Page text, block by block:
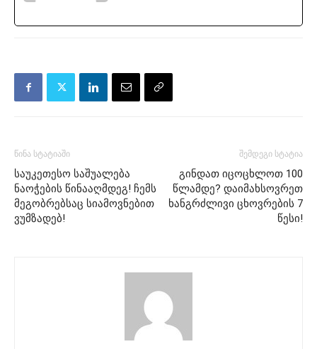
წინა სტატიაში
საუკეთესო საშუალება
ნაოჭების წინააღმდეგ! ჩემს
მეგობრებსაც სიამოვნებით
ვუმზადებ!
შემდეგი სტატია
გინდათ იცოცხლოთ 100
წლამდე? დაიმახსოვრეთ
ხანგრძლივი ცხოვრების 7
წესი!